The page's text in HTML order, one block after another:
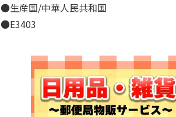
●生産国/中華人民共和国
●E3403